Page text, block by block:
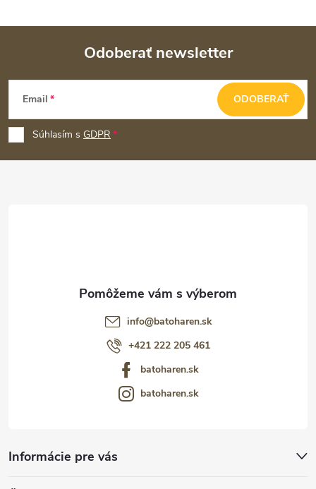
Z
p
ä
Odoberať newsletter
Email
Súhlasím s GDPR
ODOBERAŤ
Informácie pre vás
info@batoharen.sk
+421 222 205 461
batoharen.sk
batoharen.sk